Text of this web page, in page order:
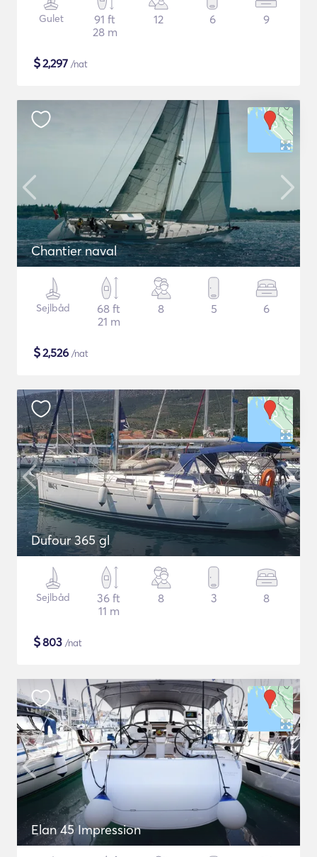
Gulet
91 ft
28 m
12 6 9
$2,297 /nat
Chantier naval
Sejlbåd
68 ft
21 m
8 5 6
$2,526 /nat
Dufour 365 gl
Sejlbåd
36 ft
11 m
8 3 8
$803 /nat
Elan 45 Impression